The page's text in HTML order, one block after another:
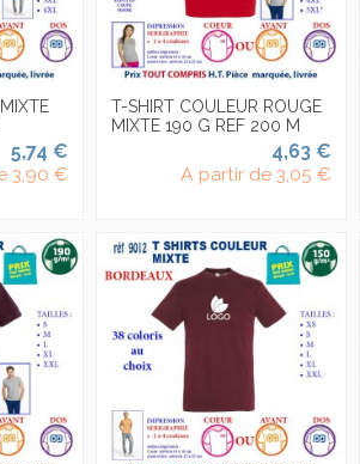
5,74 €
3,90 €
T-SHIRT COULEUR ROUGE
MIXTE 190 G REF 200 M
4,63 €
A partir de 3,05 €